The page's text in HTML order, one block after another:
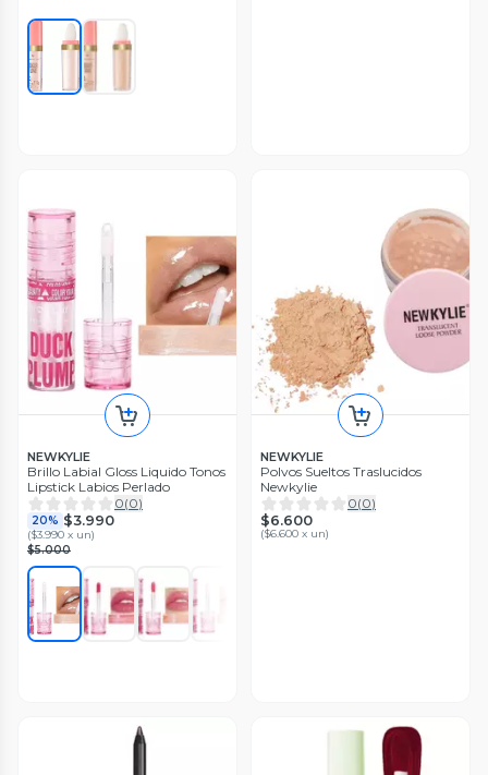
NEWKYLIE
Brillo Labial Gloss Liquido Tonos
Lipstick Labios Perlado
0(0)
20% $3.990
($3.990 x un)
$5.000
NEWKYLIE
Polvos Sueltos Traslucidos
Newkylie
0(0)
$6.600
($6.600 x un)